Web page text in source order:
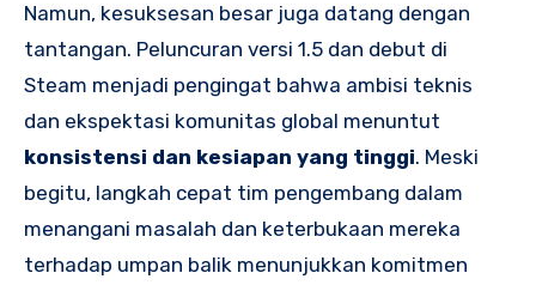
Namun, kesuksesan besar juga datang dengan
tantangan. Peluncuran versi 1.5 dan debut di
Steam menjadi pengingat bahwa ambisi teknis
dan ekspektasi komunitas global menuntut
konsistensi dan kesiapan yang tinggi. Meski
begitu, langkah cepat tim pengembang dalam
menangani masalah dan keterbukaan mereka
terhadap umpan balik menunjukkan komitmen